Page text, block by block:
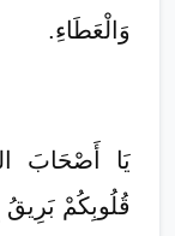
وَالْعَطَاءِ.
يَا أَصْحَابَ
قُلُوبِكُمْ بَرِيقُ